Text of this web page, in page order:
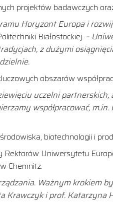
projektów badawczych
Horyzont Europa i
Białostockiej. –
z dużymi
obszarów
uczelni
współpracować,
biotechnologii i
Uniwersytetu
Chemnitz.
Ważnym krokiem
Krawczyk i prof. Katarzyna